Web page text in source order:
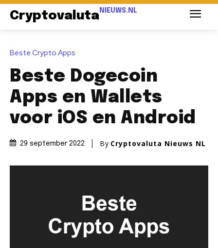
Cryptovaluta NIEUWS.NL
Beste Crypto Apps
Beste Dogecoin
Apps en Wallets
voor iOS en Android
29 september 2022 By Cryptovaluta Nieuws NL